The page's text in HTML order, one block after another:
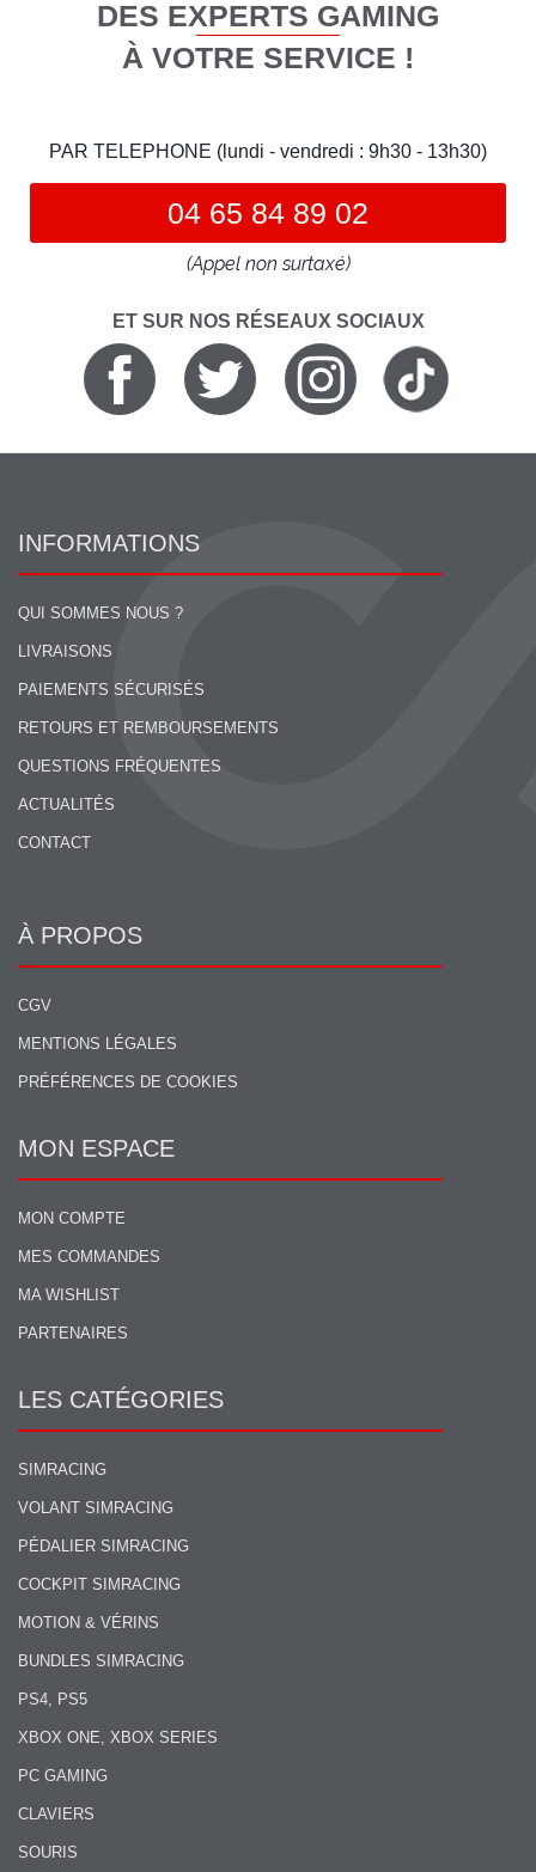
DES EXPERTS GAMING
À VOTRE SERVICE !
PAR TELEPHONE (lundi - vendredi : 9h30 - 13h30)
04 65 84 89 02
(Appel non surtaxé)
ET SUR NOS RÉSEAUX SOCIAUX
INFORMATIONS
QUI SOMMES NOUS ?
LIVRAISONS
PAIEMENTS SÉCURISÉS
RETOURS ET REMBOURSEMENTS
QUESTIONS FRÉQUENTES
ACTUALITÉS
CONTACT
À PROPOS
CGV
MENTIONS LÉGALES
PRÉFÉRENCES DE COOKIES
MON ESPACE
MON COMPTE
MES COMMANDES
MA WISHLIST
PARTENAIRES
LES CATÉGORIES
SIMRACING
VOLANT SIMRACING
PÉDALIER SIMRACING
COCKPIT SIMRACING
MOTION & VÉRINS
BUNDLES SIMRACING
PS4, PS5
XBOX ONE, XBOX SERIES
PC GAMING
CLAVIERS
SOURIS